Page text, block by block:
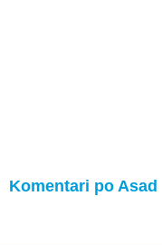
Komentari po Asad